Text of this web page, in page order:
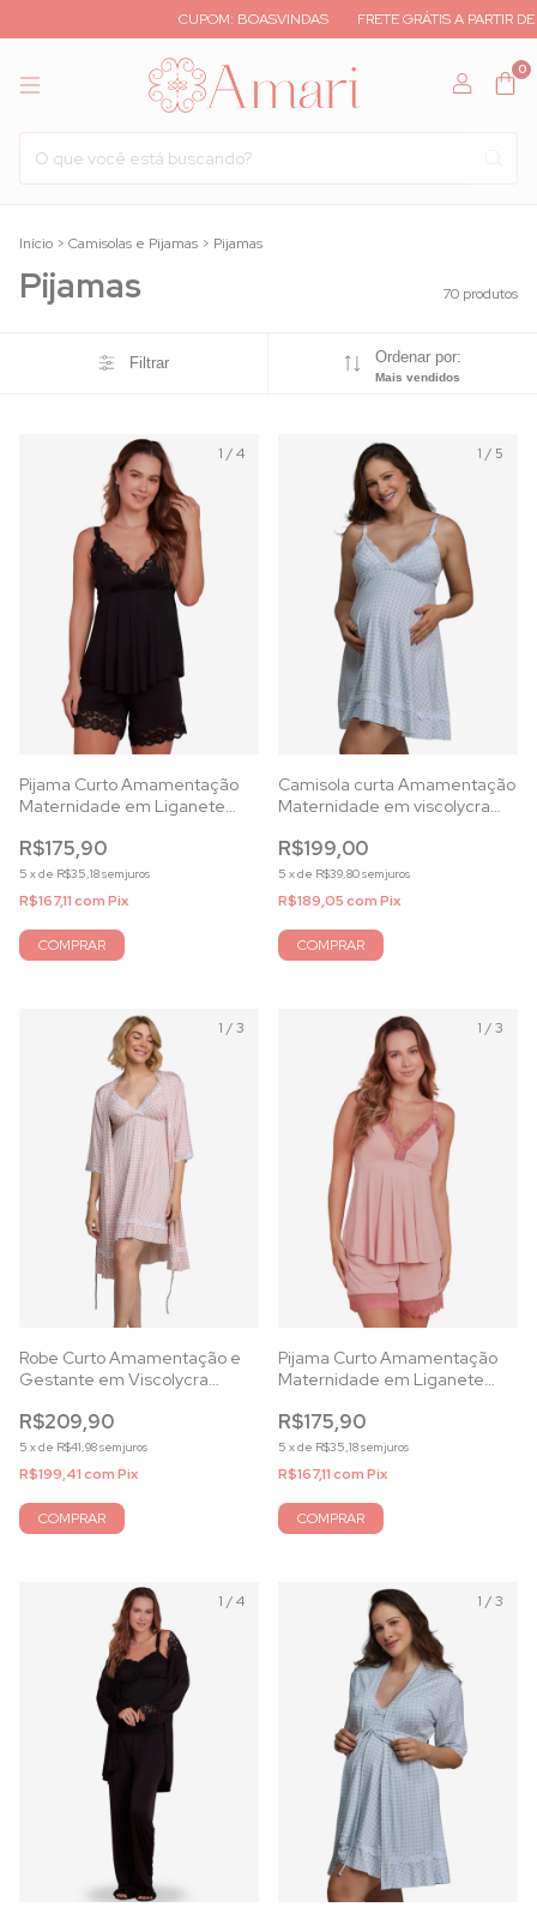
CUPOM: BOASVINDAS FRETE GRÁTIS A PARTIR DE R$ 500,00
0
Início > Camisolas e Pijamas > Pijamas
Pijamas 70 produtos
Filtrar Ordenar por:
Mais vendidos
1 /4
Pijama Curto Amamentação
Maternidade em Liganete
R$175,90
5 xde R$35,18sem juros
R$167,11comPix
COMPRAR
1 / 5
Camisola curta Amamentação
Maternidade em viscolycra
R$199,00
5 xde R$39,80sem juros
R$189,05comPix
COMPRAR
1 /3
Robe Curto Amamentação e
Gestante em Viscolycra
R$209,90
5 xde R$41,98sem juros
R$199,41comPix
COMPRAR
1 /3
Pijama Curto Amamentação
Maternidade em Liganete
R$175,90
5 xde R$35,18sem juros
R$167,11comPix
COMPRAR
1 /4 1 /3